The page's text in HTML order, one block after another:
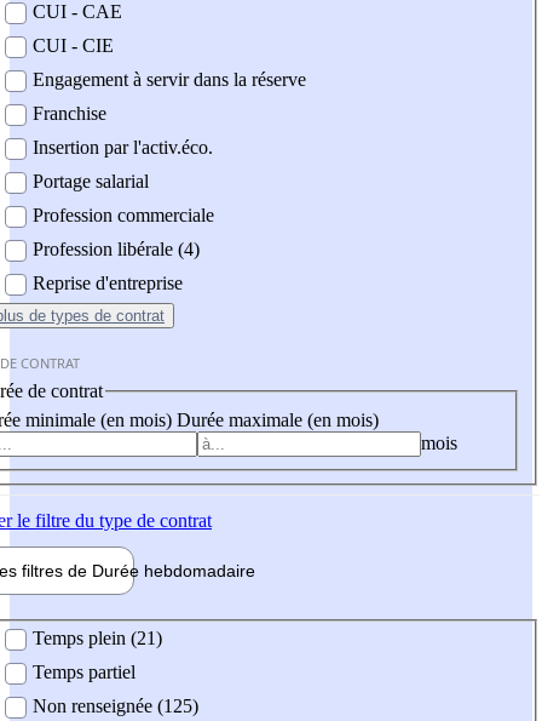
CUI - CAE
CUI - CIE
Engagement à servir dans la réserve
Franchise
Insertion par l'activ.éco.
Portage salarial
Profession commerciale
Profession libérale (4)
Reprise d'entreprise
de types de contrat
CONTRAT
de contrat
minimale (en mois) Durée maximale (en mois)
mois
le filtre du type de contrat
filtres de Durée hebdomadaire
Temps plein (21)
Temps partiel
Non renseignée (125)